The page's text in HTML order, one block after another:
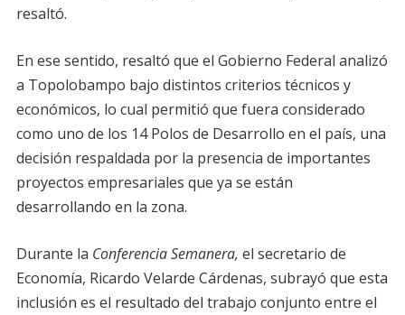
resaltó.
En ese sentido, resaltó que el Gobierno Federal analizó
a Topolobampo bajo distintos criterios técnicos y
económicos, lo cual permitió que fuera considerado
como uno de los 14 Polos de Desarrollo en el país, una
decisión respaldada por la presencia de importantes
proyectos empresariales que ya se están
desarrollando en la zona.
Durante la Conferencia Semanera, el secretario de
Economía, Ricardo Velarde Cárdenas, subrayó que esta
inclusión es el resultado del trabajo conjunto entre el